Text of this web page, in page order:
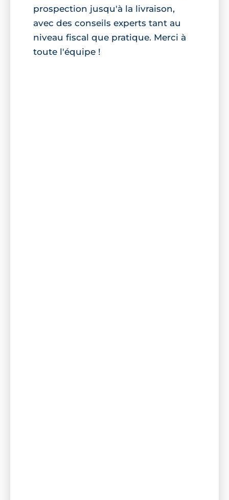
prospection jusqu'à la livraison,
avec des conseils experts tant au
niveau fiscal que pratique. Merci à
toute l'équipe !